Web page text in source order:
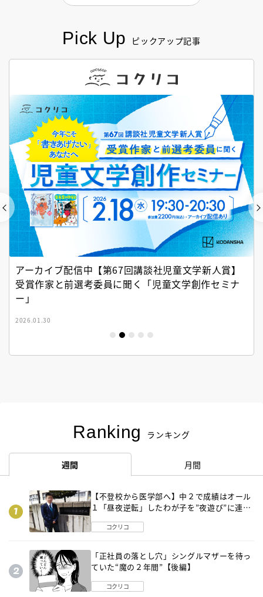
Pick Up ピックアップ記事
アーカイブ配信中【第67回講談社児童文学新人賞】
受賞作家と前選考委員に聞く「児童文学創作セミナ
ー」
2026.01.30
Ranking ランキング
週間 月間
【不登校から医学部へ】中２で成績はオール
１「昼夜逆転」したわが子を”夜遊び”に連れ
コクリコ
「正社員の落とし穴」シングルマザーを待っ
ていた“魔の２年間”【後編】
コクリコ